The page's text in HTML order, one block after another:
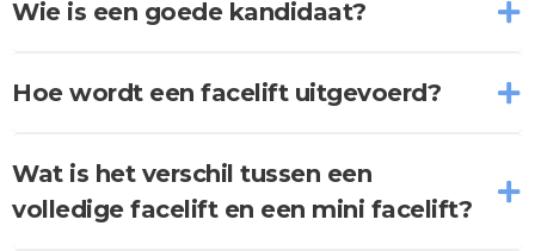
Wie is een goede kandidaat?
Hoe wordt een facelift uitgevoerd?
Wat is het verschil tussen een
volledige facelift en een mini facelift?